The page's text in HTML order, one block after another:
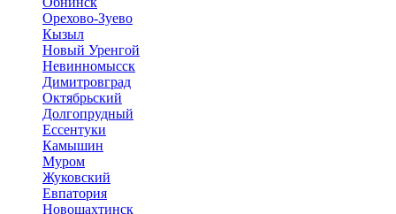
Орехово-Зуево
Кызыл
Новый Уренгой
Невинномысск
Димитровград
Октябрьский
Долгопрудный
Ессентуки
Камышин
Муром
Жуковский
Евпатория
Новошахтинск